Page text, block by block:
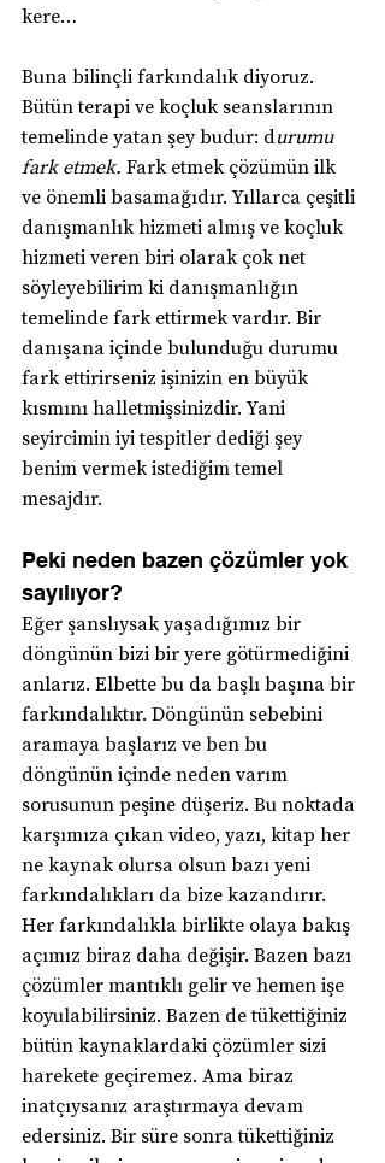
kere…
Buna bilinçli farkındalık diyoruz.
Bütün terapi ve koçluk seanslarının
temelinde yatan şey budur: durumu
fark etmek. Fark etmek çözümün ilk
ve önemli basamağıdır. Yıllarca çeşitli
danışmanlık hizmeti almış ve koçluk
hizmeti veren biri olarak çok net
söyleyebilirim ki danışmanlığın
temelinde fark ettirmek vardır. Bir
danışana içinde bulunduğu durumu
fark ettirirseniz işinizin en büyük
kısmını halletmişsinizdir. Yani
seyircimin iyi tespitler dediği şey
benim vermek istediğim temel
mesajdır.
Peki neden bazen çözümler yok
sayılıyor?
Eğer şanslıysak yaşadığımız bir
döngünün bizi bir yere götürmediğini
anlarız. Elbette bu da başlı başına bir
farkındalıktır. Döngünün sebebini
aramaya başlarız ve ben bu
döngünün içinde neden varım
sorusunun peşine düşeriz. Bu noktada
karşımıza çıkan video, yazı, kitap her
ne kaynak olursa olsun bazı yeni
farkındalıkları da bize kazandırır.
Her farkındalıkla birlikte olaya bakış
açımız biraz daha değişir. Bazen bazı
çözümler mantıklı gelir ve hemen işe
koyulabilirsiniz. Bazen de tükettiğiniz
bütün kaynaklardaki çözümler sizi
harekete geçiremez. Ama biraz
inatçıysanız araştırmaya devam
edersiniz. Bir süre sonra tükettiğiniz